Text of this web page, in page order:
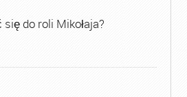
do roli Mikołaja?